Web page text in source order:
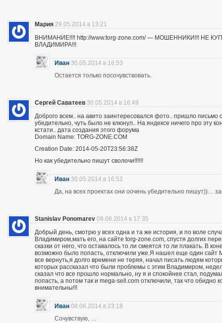
Мария 29.05.2014 в 13:21
ВНИМАНИЕ!!!! http://www.torg-zone.com/ — МОШЕННИКИ!!! НЕ
ВЛАДИМИРА!!!
Иван 30.05.2014 в 16:53
Остается только посочувствовать.
Сергей Саватеев 30.05.2014 в 16:49
Доброго всем.. на авито заинтересовался фото.. пришло
убедительно, чуть было не клюнул.. На яндексе ничего про
кстати.. дата создания этого форума
Domain Name: TORG-ZONE.COM
Creation Date: 2014-05-20T23:56:38Z
Но как убедительно пишут сволочи!!!!!!
Иван 30.05.2014 в 16:52
Да, на всех проектах они оочень убедительно пишут))…
Stanislav Ponomarev 08.06.2014 в 17:35
Добрый день, смотрю у всех одна и та же история, и по воле
Владимиром,мать его, на сайте torg-zone.com, спустя долгих
сказки от него, что оставалось то ли смеятся то ли плакать. В
возможно было попасть, отключили уже.Я нашел еще один
все вернуть,я долго времени не теряя, начал писать людям
которых рассказал что были проблемы с этим Владимиром,
сказал что все прошло нормально, ну я и спокойнее стал,
попасть, а потом так и mega-sell.com отключили, так что обидно
внимательны!!!
Иван 08.06.2014 в 23:18
Сочувствую, …